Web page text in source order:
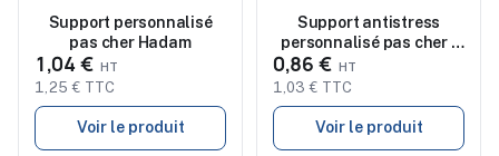
Support personnalisé
pas cher Hadam
1,04 €
1,25 € TTC
Voir le produit
Support antistress
personnalisé pas cher -
Terap
0,86 €
1,03 € TTC
Voir le produit